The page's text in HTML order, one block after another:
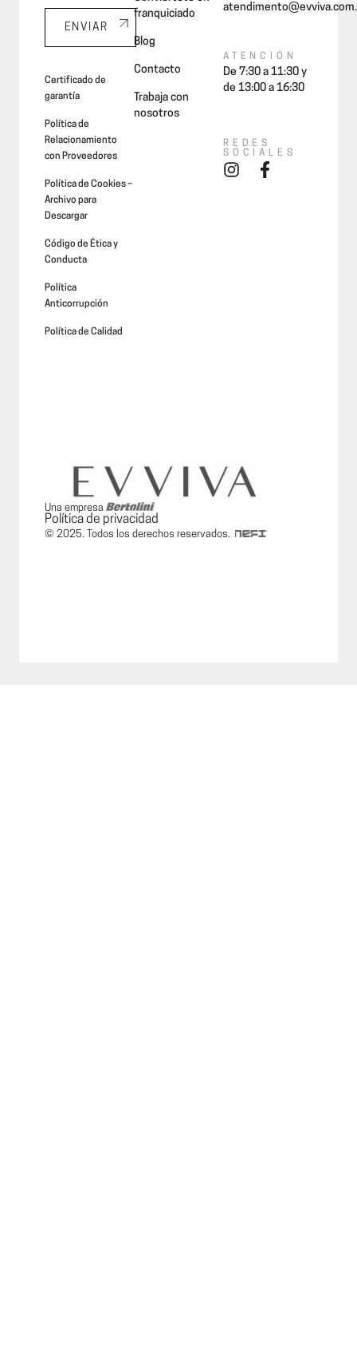
ENVIAR
Certificado de
garantía
Política de
Relacionamiento
con Proveedores
Política de Cookies –
Archivo para
Descargar
Código de Ética y
Conducta
Política
Anticorrupción
Política de Calidad
franquiciado
Blog
Contacto
Trabaja con
nosotros
ATENCIÓN
De 7:30 a 11:30 y
de 13:00 a 16:30
REDES
SOCIALES
Una empresa
Política de privacidad
© 2025. Todos los derechos reservados.